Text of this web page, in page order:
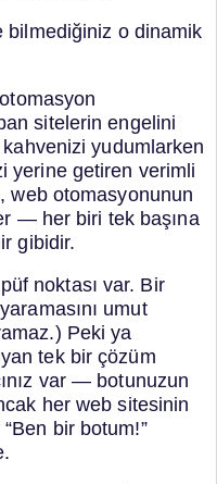
bilmediğiniz o dinamik
sitelerin engelini
kahvenizi yudumlarken
yerine getiren verimli
web otomasyonunun
— her biri tek başına
gibidir.
noktası var. Bir
umut
Peki ya
tek bir çözüm
var — botunuzun
her web sitesinin
bir botum!”